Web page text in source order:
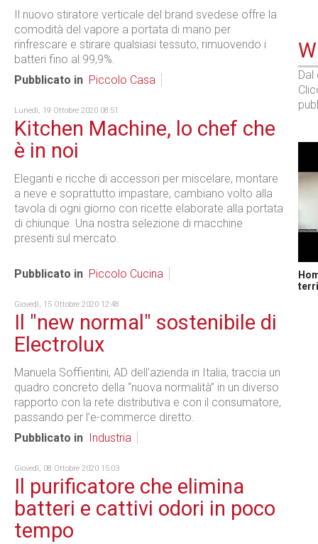
Il nuovo stiratore verticale del brand svedese offre la
comodità del vapore a portata di mano per
rinfrescare e stirare qualsiasi tessuto, rimuovendo i
batteri fino al 99,9%.
Pubblicato in Piccolo Casa
Lunedì, 19 Ottobre 2020 08:51
Kitchen Machine, lo chef che
è in noi
Eleganti e ricche di accessori per miscelare, montare
a neve e soprattutto impastare, cambiano volto alla
tavola di ogni giorno con ricette elaborate alla portata
di chiunque. Una nostra selezione di macchine
presenti sul mercato.
Pubblicato in Piccolo Cucina
Giovedì, 15 Ottobre 2020 12:48
Il "new normal" sostenibile di
Electrolux
Manuela Soffientini, AD dell'azienda in Italia, traccia un
quadro concreto della “nuova normalità” in un diverso
rapporto con la rete distributiva e con il consumatore,
passando per l’e-commerce diretto.
Pubblicato in
Industria
Giovedì, 08 Ottobre 2020 15:03
Il purificatore che elimina
batteri e cattivi odori in poco
tempo